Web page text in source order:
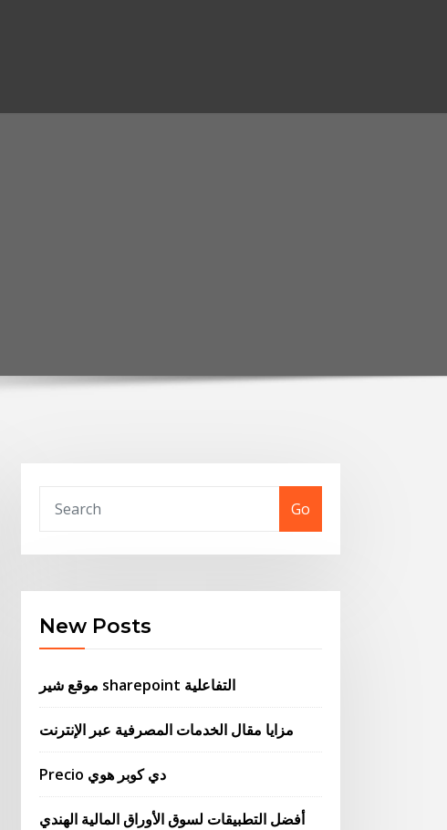
Go
New Posts
موقع شير sharepoint التفاعلية
مزايا مقال الخدمات المصرفية عبر الإنترنت
Precio دي كوبر هوي
أفضل التطبيقات لسوق الأوراق المالية الهندي